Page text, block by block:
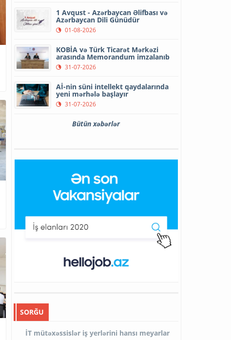
1 Avqust - Azərbaycan Əlifbası və
Azərbaycan Dili Günüdür
01-08-2026
KOBİA və Türk Ticarət Mərkəzi
arasında Memorandum imzalanıb
31-07-2026
Aİ-nin süni intellekt qaydalarında
yeni mərhələ başlayır
31-07-2026
Bütün xəbərlər
SORĞU
İT mütəxəssislər iş yerlərini hansı meyarlar